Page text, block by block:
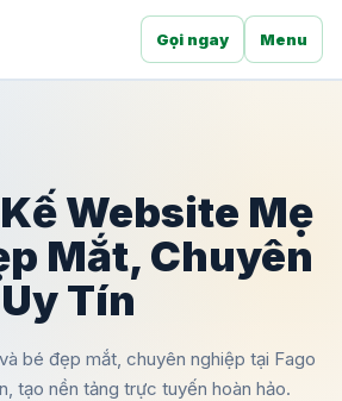
Gọi ngay Menu
Website Mẹ
Mắt, Chuyên
Tín
bé đẹp mắt, chuyên nghiệp tại Fago
tạo nền tảng trực tuyến hoàn hảo.